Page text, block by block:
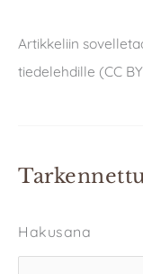
Artikkeliin
tiedelehdille (CC
Hakusana